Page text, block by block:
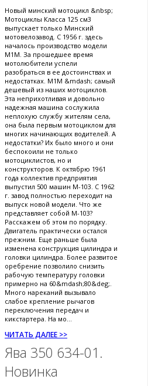
Новый минский мотоцикл &nbsp;
Мотоциклы Класса 125 см3
выпускает только Минский
мотовелозавод. С 1956 г. здесь
началось производство модели
М1М. За прошедшее время
мотолюбители успели
разобраться в ее достоинствах и
недостатках. М1М &mdash; самый
дешевый из наших мотоциклов.
Эта неприхотливая и довольно
надежная машина сослужила
неплохую службу жителям села,
она была первым мотоциклом для
многих начинающих водителей. А
недостатки? Их было много и они
беспокоили не только
мотоциклистов, но и
конструкторов. К октябрю 1961
года коллектив предприятия
выпустил 500 машин М-103. С 1962
г. завод полностью переходит на
выпуск новой модели. Что же
представляет собой М-103?
Расскажем об этом по порядку.
Двигатель практически остался
прежним. Еще раньше была
изменена конструкция цилиндра и
головки цилиндра. Более развитое
оребрение позволило снизить
рабочую температуру головки
примерно на 60&mdash;80&deg;.
Много нареканий вызывало
слабое крепление рычагов
переключения передач и
кикстартера. На мо...
ЧИТАТЬ ДАЛЕЕ >>
Ява 350 634-01.
Новинка